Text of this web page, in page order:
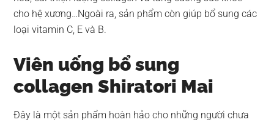
cho hệ xương…Ngoài ra, sản phẩm còn giúp bổ sung các
loại vitamin C, E và B.
Viên uống bổ sung
collagen Shiratori Mai
Đây là một sản phẩm hoàn hảo cho những người chưa